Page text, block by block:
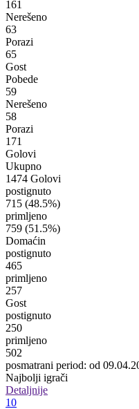
161
Nerešeno
63
Porazi
65
Gost
Pobede
59
Nerešeno
58
Porazi
171
Golovi
Ukupno
1474 Golovi
postignuto
715 (48.5%)
primljeno
759 (51.5%)
Domaćin
postignuto
465
primljeno
257
Gost
postignuto
250
primljeno
502
posmatrani period: od
Najbolji igrači
Detaljnije
10